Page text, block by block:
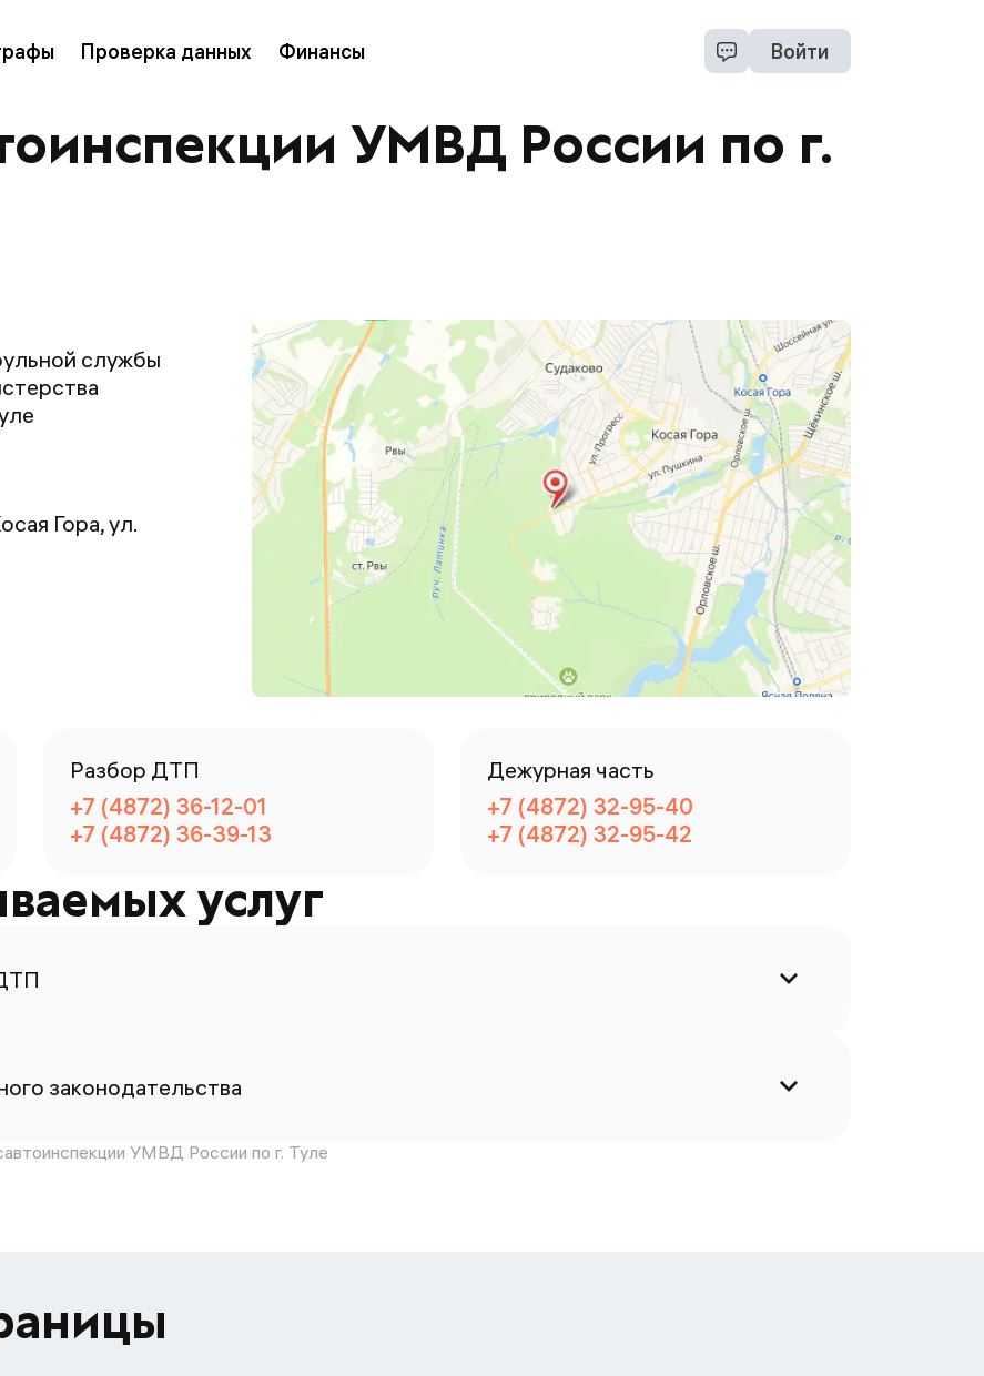
Проверка данных Финансы Войти
УМВД России по г.
службы
Гора, ул.
Разбор ДТП
+7 (4872) 36-12-01
+7 (4872) 36-39-13
Дежурная часть
+7 (4872) 32-95-40
+7 (4872) 32-95-42
услуг
законодательства
УМВД России по г. Туле